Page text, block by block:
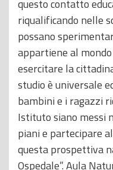
questo contatto
riqualificando nelle
possano
appartiene al
esercitare la
studio è universale
bambini e i ragazzi
Istituto siano messi
piani e partecipare
questa prospettiva
Ospedale”. Aula